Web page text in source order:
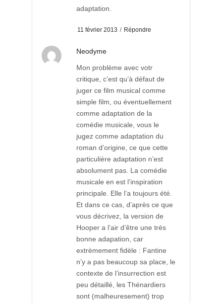
adaptation.
11 février 2013 / Répondre
Neodyme
Mon problème avec votr
critique, c’est qu’à défaut de
juger ce film musical comme
simple film, ou éventuellement
comme adaptation de la
comédie musicale, vous le
jugez comme adaptation du
roman d’origine, ce que cette
particulière adaptation n’est
absolument pas. La comédie
musicale en est l’inspiration
principale. Elle l’a toujours été.
Et dans ce cas, d’après ce que
vous décrivez, la version de
Hooper a l’air d’être une très
bonne adapation, car
extrèmement fidèle : Fantine
n’y a pas beaucoup sa place, le
contexte de l’insurrection est
peu détaillé, les Thénardiers
sont (malheuresement) trop